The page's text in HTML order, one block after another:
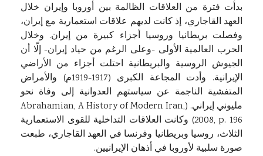
بدأت فترة من العلاقات الظالمة بين أوروبا وإيران خلال
العهد القاجاري، إذ كانت لديهم علاقات استعمارية مع إيران،
وفصلت بريطانيا وروسيا أجزاء كبيرة من إيران. وخلال
الحرب العالمية الأولى -وعلى الرغم من حياد إيران- إلّا أن
الجيوش الروسية والبريطانية احتلت أجزاء من الأراضي
الإيرانية. وأدت المجاعة الكبرى (1917-1919م) والأمراض
المتفشية الناجمة عن سياستهم العدوانية إلى وفاة نحو
مليوني إيراني. (Abrahamian, A History of Modern Iran,
2008, p. 196) وكانت العلاقات التداخلية للقوى الاستعمارية
الثلاث، روسيا وبريطانيا وفرنسا في العهد القاجاري، طبعت
صورة سلبية لأوروبا في أذهان الإيرانيين.